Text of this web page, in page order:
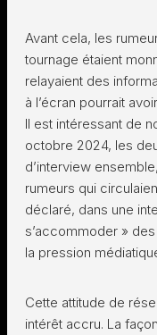
Avant cela, les
tournage étaient
relayaient des
à l’écran pourrait
Il est intéressant de
octobre 2024, les
d’interview
rumeurs qui
déclaré, dans une
s’accommoder »
la pression
Cette attitude de
intérêt accru. La